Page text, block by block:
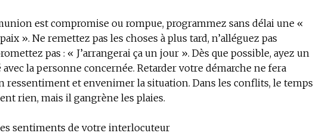
est compromise ou rompue, programmez sans délai une «
». Ne remettez pas les choses à plus tard, n’alléguez pas
pas : « J’arrangerai ça un jour ». Dès que possible, ayez un
la personne concernée. Retarder votre démarche ne fera
ressentiment et envenimer la situation. Dans les conflits, le temps
rien, mais il gangrène les plaies.
sentiments de votre interlocuteur